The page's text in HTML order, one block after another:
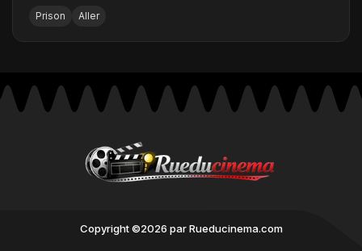
Prison Aller
Copyright ©2026 par Rueducinema.com